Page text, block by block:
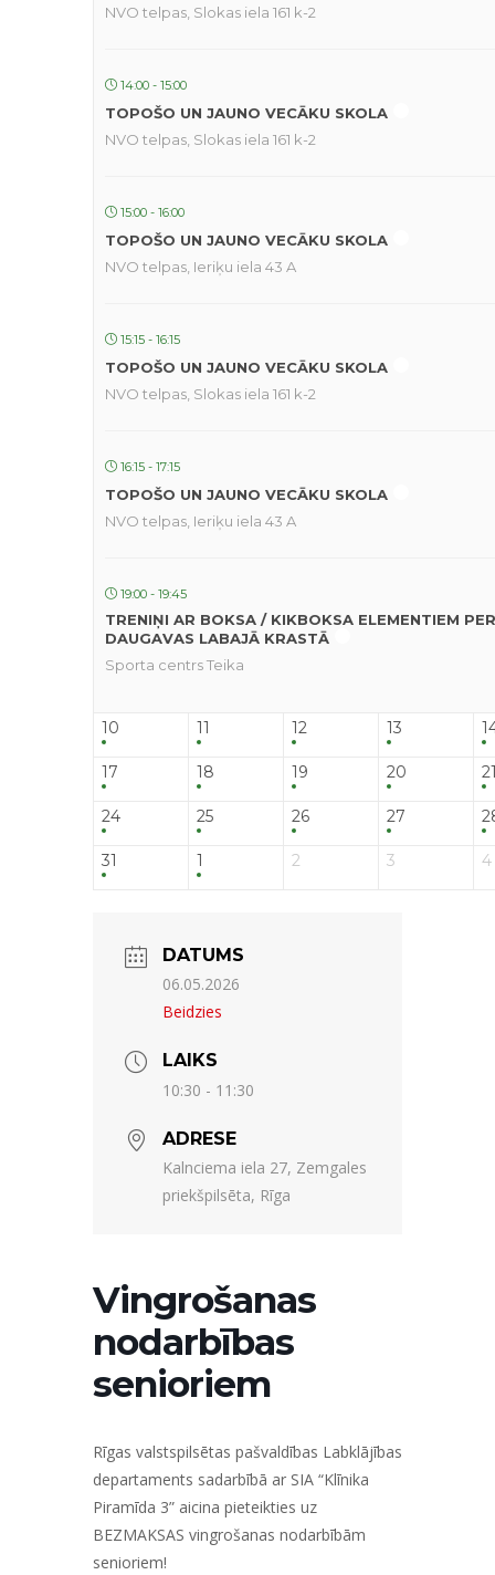
NVO telpas, Slokas iela 161 k-2
14:00 - 15:00
TOPOŠO UN JAUNO VECĀKU SKOLA
NVO telpas, Slokas iela 161 k-2
15:00 - 16:00
TOPOŠO UN JAUNO VECĀKU SKOLA
NVO telpas, Ieriķu iela 43 A
15:15 - 16:15
TOPOŠO UN JAUNO VECĀKU SKOLA
NVO telpas, Slokas iela 161 k-2
16:15 - 17:15
TOPOŠO UN JAUNO VECĀKU SKOLA
NVO telpas, Ieriķu iela 43 A
19:00 - 19:45
TRENIŅI AR BOKSA / KIKBOKSA ELEMENTIEM
DAUGAVAS LABAJĀ KRASTĀ
Sporta centrs Teika
10 11 12 13
17 18 19 20
24 25 26 27
31 1 2 3 4
DATUMS
06.05.2026
Beidzies
LAIKS
10:30 - 11:30
ADRESE
Kalnciema iela 27, Zemgales
priekšpilsēta, Rīga
Vingrošanas
nodarbības
senioriem
Rīgas valstspilsētas pašvaldības Labklājības
departaments sadarbībā ar SIA “Klīnika
Piramīda 3” aicina pieteikties uz
BEZMAKSAS vingrošanas nodarbībām
senioriem!